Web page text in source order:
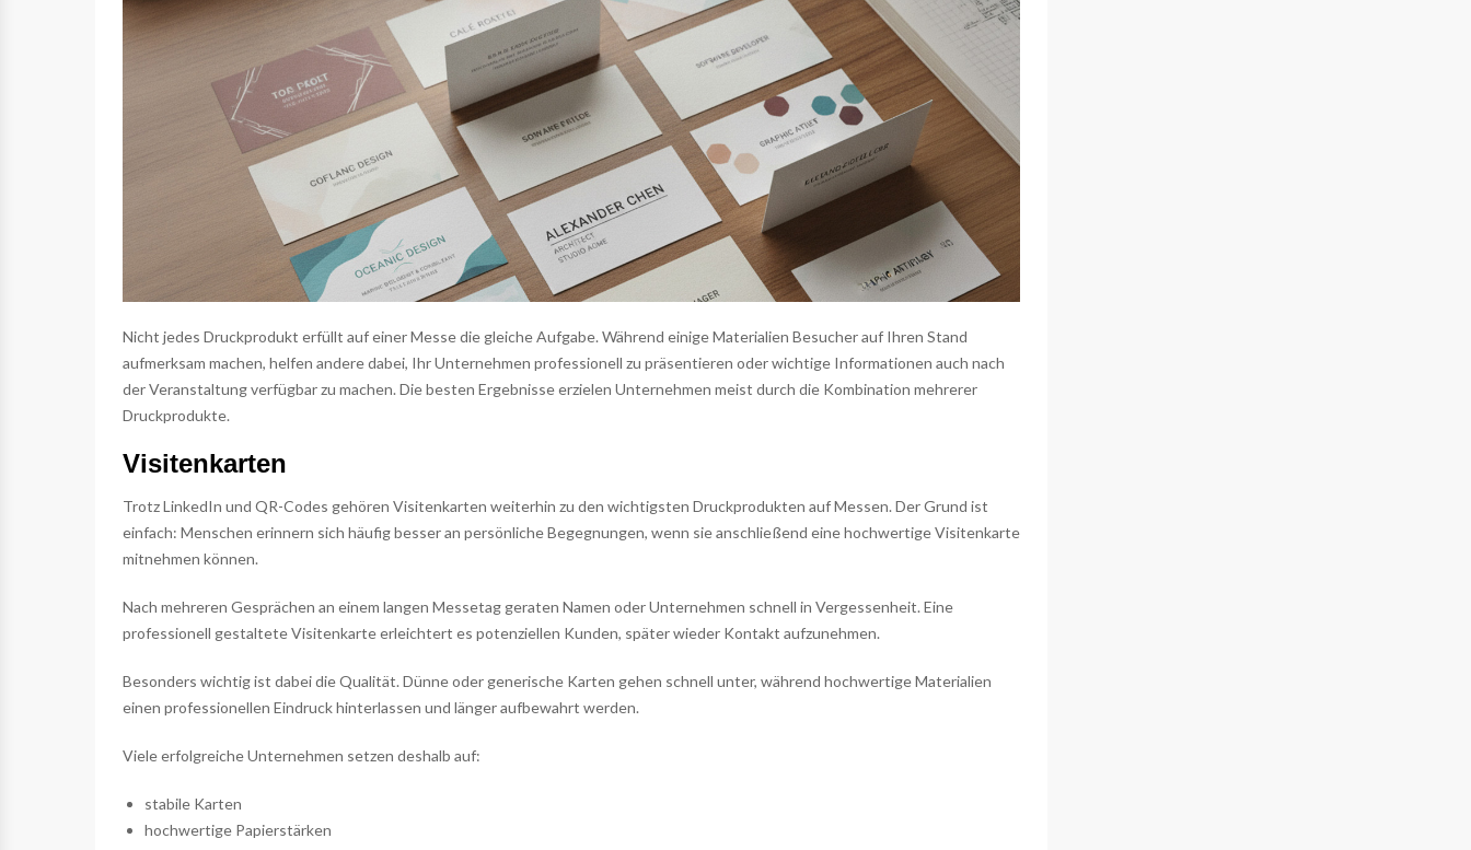
Nicht jedes Druckprodukt erfüllt auf einer Messe die gleiche Aufgabe. Während einige Materialien Besucher auf Ihren Stand
aufmerksam machen, helfen andere dabei, Ihr Unternehmen professionell zu präsentieren oder wichtige Informationen auch nach
der Veranstaltung verfügbar zu machen. Die besten Ergebnisse erzielen Unternehmen meist durch die Kombination mehrerer
Druckprodukte.
Visitenkarten
Trotz LinkedIn und QR-Codes gehören Visitenkarten weiterhin zu den wichtigsten Druckprodukten auf Messen. Der Grund ist
einfach: Menschen erinnern sich häufig besser an persönliche Begegnungen, wenn sie anschließend eine hochwertige Visitenkarte
mitnehmen können.
Nach mehreren Gesprächen an einem langen Messetag geraten Namen oder Unternehmen schnell in Vergessenheit. Eine
professionell gestaltete Visitenkarte erleichtert es potenziellen Kunden, später wieder Kontakt aufzunehmen.
Besonders wichtig ist dabei die Qualität. Dünne oder generische Karten gehen schnell unter, während hochwertige Materialien
einen professionellen Eindruck hinterlassen und länger aufbewahrt werden.
Viele erfolgreiche Unternehmen setzen deshalb auf:
stabile Karten
hochwertige Papierstärken